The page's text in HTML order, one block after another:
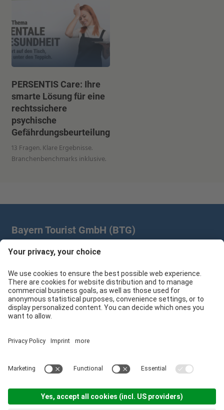
PERSENTIS Care: Ihre
smarte Lösung für eine
rechtssichere
psychische
Gefährdungsbeurteilung
13 Fragen. Klare Ergebnisse.
Branchenbenchmarks inklusive.
Bayern Tourist GmbH (BTG)
Prinz-Ludwig-Palais | Türkenstr. 7 | 80333 München
branchenpartner@btg-service.de
Bayern Tourist GmbH (BTG) Sitemap
Impressum
Datenschutzerklärung
Cookie-Einstellungen produced by